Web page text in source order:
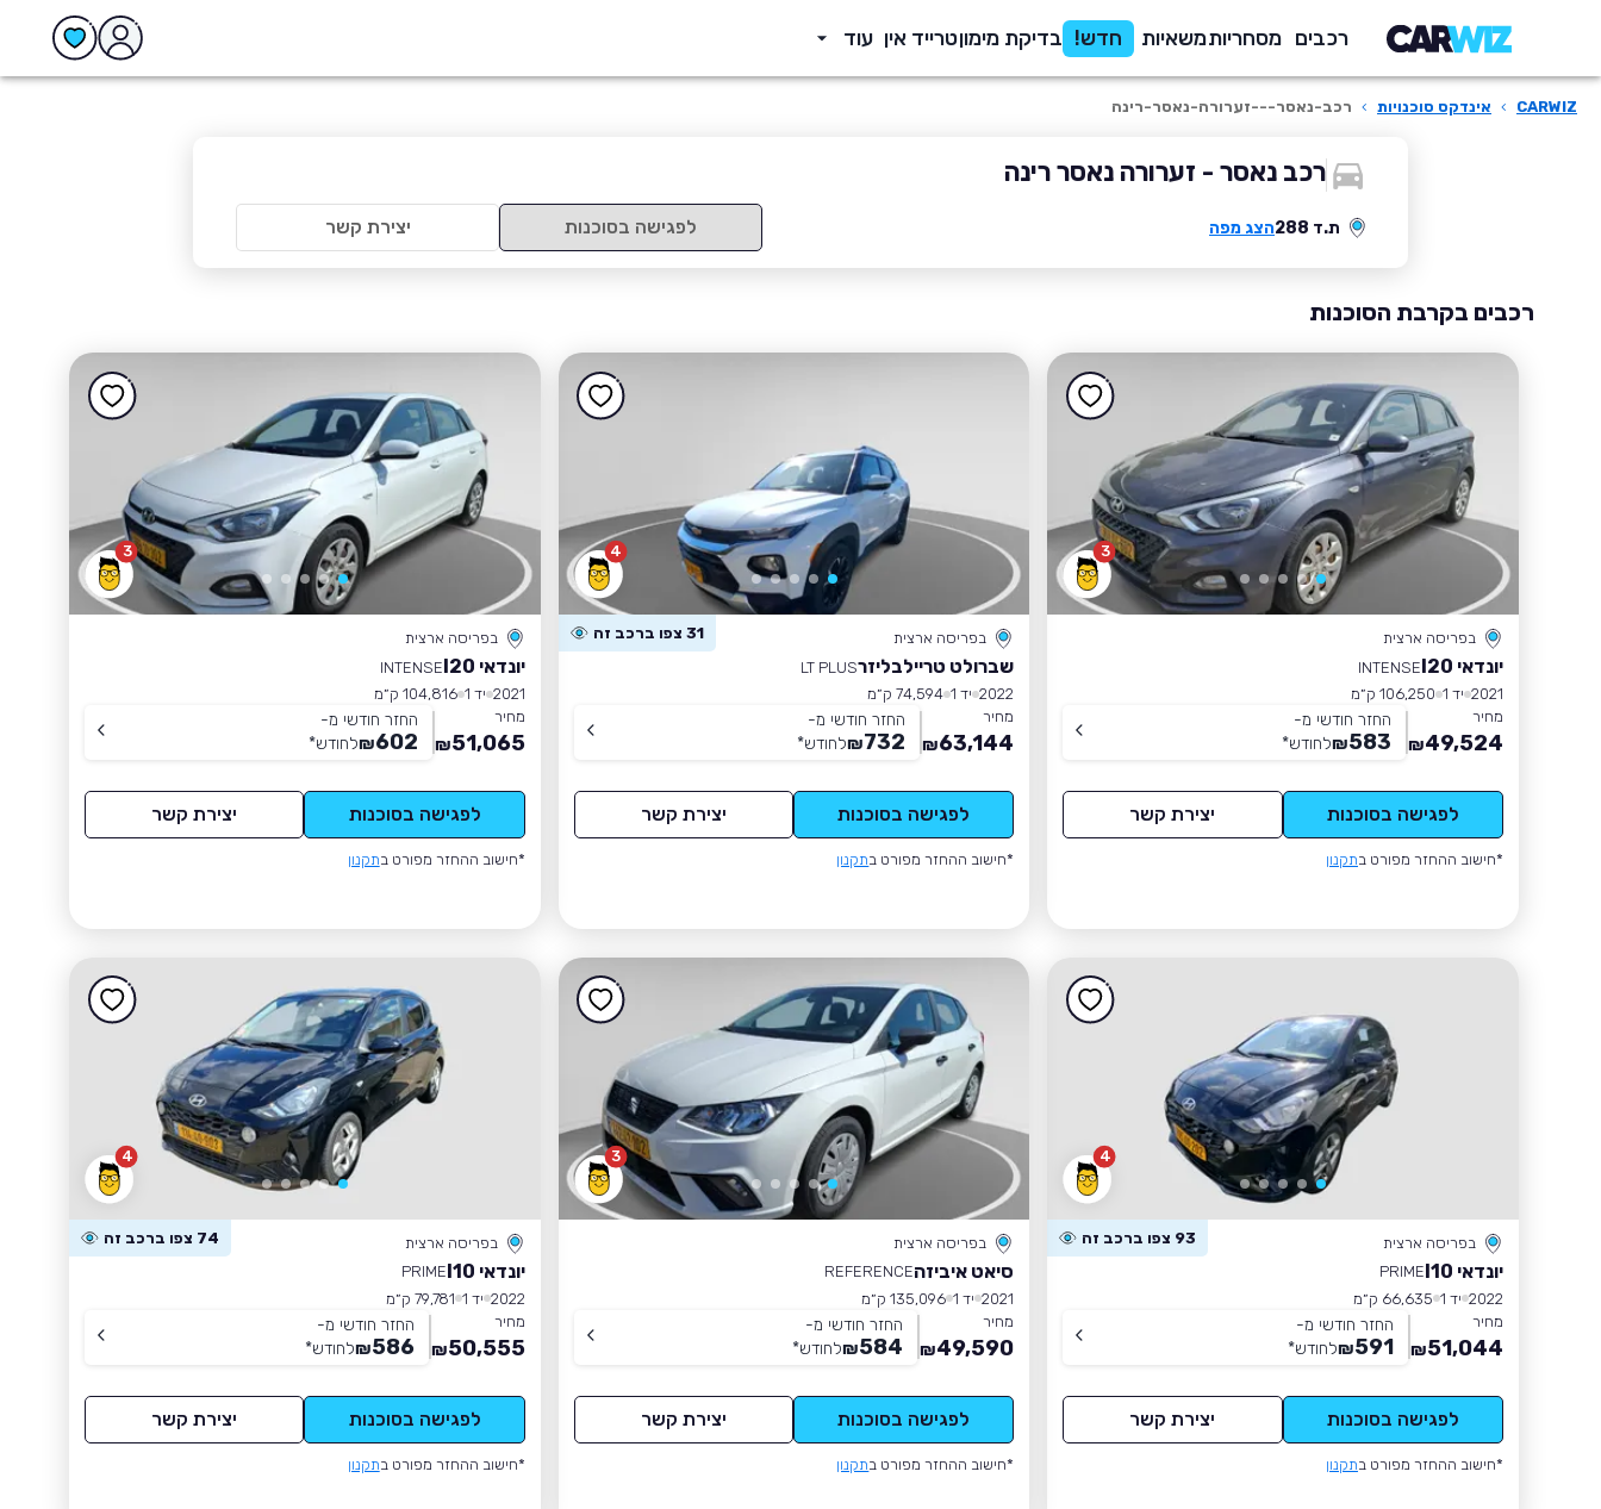
רכבים מסחריותמשאיות חדש! בדיקת מימוןטרייד אין עוד
CARWIZ
› אינדקס סוכנויות › רכב-נאסר---זערורה-נאסר-רינה
רכב נאסר - זערורה נאסר רינה
ת.ד 288 הצג מפה לפגישה בסוכנות יצירת קשר
רכבים בקרבת הסוכנות
3
בפריסה ארצית
יונדאי I20
INTENSE
2021 יד 1
106,250 ק״מ
מחיר
49,524
₪
החזר חודשי מ-
583
₪לחודש*
לפגישה בסוכנות יצירת קשר
*חישוב ההחזר מפורט בתקנון
4
בפריסה ארצית 31 צפו ברכב זה
שברולט טריילבליזרLT PLUS
2022 יד 1
74,594 ק״מ
מחיר
63,144
₪
החזר חודשי מ-
732
₪לחודש*
לפגישה בסוכנות יצירת קשר
*חישוב ההחזר מפורט בתקנון
3
בפריסה ארצית
יונדאי I20
INTENSE
2021 יד 1
104,816 ק״מ
מחיר
51,065
₪
החזר חודשי מ-
602
₪לחודש*
לפגישה בסוכנות יצירת קשר
*חישוב ההחזר מפורט בתקנון
4
בפריסה ארצית 93 צפו ברכב זה
יונדאי I10
PRIME
2022 יד 1
66,635 ק״מ
מחיר
51,044
₪
החזר חודשי מ-
591
₪לחודש*
לפגישה בסוכנות יצירת קשר
*חישוב ההחזר מפורט בתקנון
3
בפריסה ארצית
סיאט איביזהREFERENCE
2021 יד 1
135,096 ק״מ
מחיר
49,590
₪
החזר חודשי מ-
584
₪לחודש*
לפגישה בסוכנות יצירת קשר
*חישוב ההחזר מפורט בתקנון
4
בפריסה ארצית 74 צפו ברכב זה
יונדאי I10
PRIME
2022 יד 1
79,781 ק״מ
מחיר
50,555
₪
החזר חודשי מ-
586
₪לחודש*
לפגישה בסוכנות יצירת קשר
*חישוב ההחזר מפורט בתקנון